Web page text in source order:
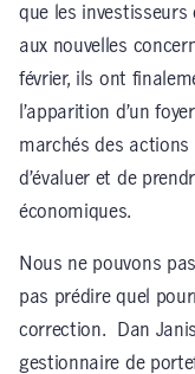
que les
aux nouvelles
février, ils ont
l’apparition d’un
marchés des
d’évaluer et de
économiques.
Nous ne pouvons
pas prédire quel
correction. Dan
gestionnaire de